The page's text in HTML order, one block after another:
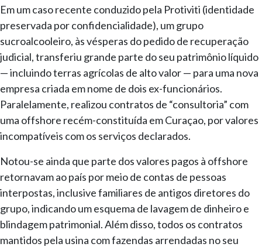
Em um caso recente conduzido pela Protiviti (identidade
preservada por confidencialidade), um grupo
sucroalcooleiro, às vésperas do pedido de recuperação
judicial, transferiu grande parte do seu patrimônio líquido
— incluindo terras agrícolas de alto valor — para uma nova
empresa criada em nome de dois ex-funcionários.
Paralelamente, realizou contratos de “consultoria” com
uma offshore recém-constituída em Curaçao, por valores
incompatíveis com os serviços declarados.
Notou-se ainda que parte dos valores pagos à offshore
retornavam ao país por meio de contas de pessoas
interpostas, inclusive familiares de antigos diretores do
grupo, indicando um esquema de lavagem de dinheiro e
blindagem patrimonial. Além disso, todos os contratos
mantidos pela usina com fazendas arrendadas no seu